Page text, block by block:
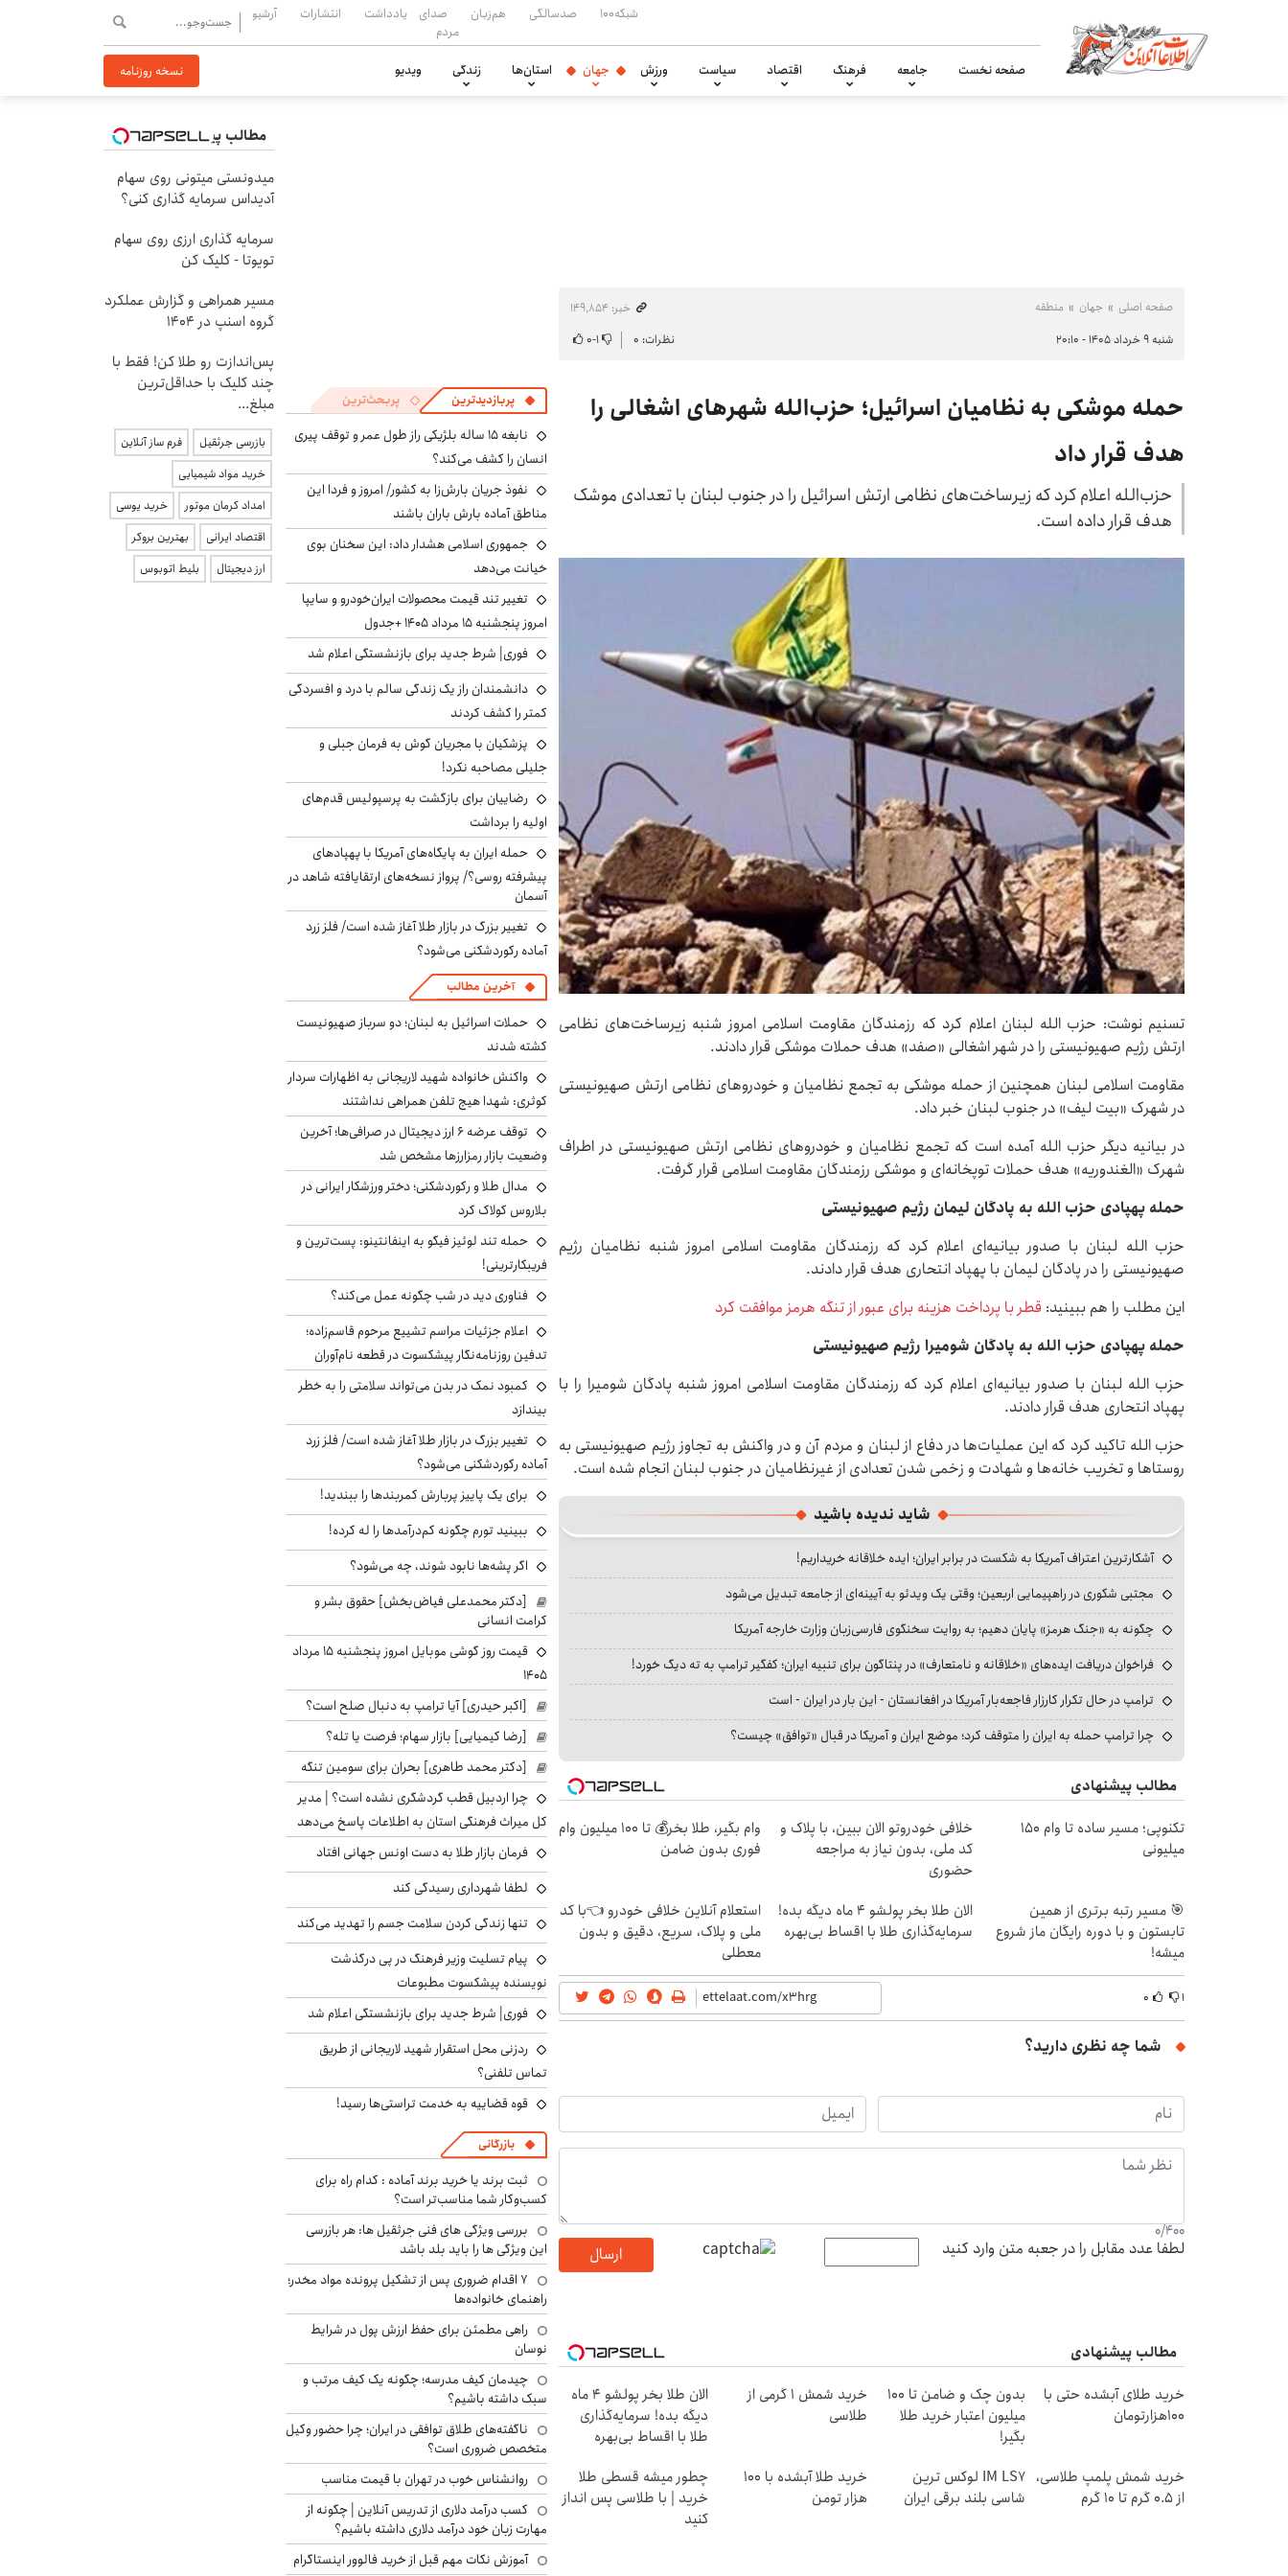
شبکه۱۰۰ صدسالگی هم‌زبان
صدای
مردم
یادداشت انتشارات آرشیو
صفحه نخست جامعه فرهنگ اقتصاد سیاست ورزش جهان استان‌ها زندگی ویدیو نسخه روزنامه
صفحه اصلی جهان منطقه
خبر: ۱۴۹٬۸۵۴
شنبه ۹ خرداد ۱۴۰۵ - ۲۰:۱۰
نظرات: ۰ ۱-۰
حمله موشکی به نظامیان اسرائیل؛ حزب‌الله شهرهای اشغالی را
هدف قرار داد
حزب‌الله اعلام کرد که زیرساخت‌های نظامی ارتش اسرائیل را در جنوب لبنان با تعدادی موشک
هدف قرار داده است.
تسنیم نوشت: حزب الله لبنان اعلام کرد که رزمندگان مقاومت اسلامی امروز شنبه زیرساخت‌های نظامی
ارتش رژیم صهیونیستی را در شهر اشغالی «صفد» هدف حملات موشکی قرار دادند.
مقاومت اسلامی لبنان همچنین از حمله موشکی به تجمع نظامیان و خودروهای نظامی ارتش صهیونیستی
در شهرک «بیت لیف» در جنوب لبنان خبر داد.
در بیانیه دیگر حزب الله آمده است که تجمع نظامیان و خودروهای نظامی ارتش صهیونیستی در اطراف
شهرک «الغندوریه» هدف حملات توپخانه‌ای و موشکی رزمندگان مقاومت اسلامی قرار گرفت.
حمله پهپادی حزب الله به پادگان لیمان رژیم صهیونیستی
حزب الله لبنان با صدور بیانیه‌ای اعلام کرد که رزمندگان مقاومت اسلامی امروز شنبه نظامیان رژیم
صهیونیستی را در پادگان لیمان با پهپاد انتحاری هدف قرار دادند.
این مطلب را هم ببینید: قطر با پرداخت هزینه برای عبور از تنگه هرمز موافقت کرد
حمله پهپادی حزب الله به پادگان شومیرا رژیم صهیونیستی
حزب الله لبنان با صدور بیانیه‌ای اعلام کرد که رزمندگان مقاومت اسلامی امروز شنبه پادگان شومیرا را با
پهپاد انتحاری هدف قرار دادند.
حزب الله تاکید کرد که این عملیات‌ها ‌در دفاع از لبنان و مردم آن و در واکنش به تجاوز رژیم صهیونیستی به
روستاها و تخریب خانه‌ها و شهادت و زخمی شدن تعدادی از غیرنظامیان در جنوب لبنان انجام شده است.
شاید ندیده باشید
آشکارترین اعتراف آمریکا به شکست در برابر ایران؛ ایده خلاقانه خریداریم!
مجتبی شکوری در راهپیمایی اربعین؛ وقتی یک ویدئو به آیینه‌ای از جامعه تبدیل می‌شود
چگونه به «جنگ هرمز» پایان دهیم؛ به روایت سخنگوی فارسی‌زبان وزارت خارجه آمریکا
فراخوان دریافت ایده‌های «خلاقانه و نامتعارف» در پنتاگون برای تنبیه ایران؛ کفگیر ترامپ به ته دیگ خورد!
ترامپ در حال تکرار کارزار فاجعه‌بار آمریکا در افغانستان - این بار در ایران - است
چرا ترامپ حمله به ایران را متوقف کرد؛ موضع ایران و آمریکا در قبال «توافق» چیست؟
مطالب پیشنهادی
تکنوپی؛ مسیر ساده تا وام ۱۵۰
میلیونی
خلافی خودروتو الان ببین، با پلاک و
کد ملی، بدون نیاز به مراجعه
حضوری
وام بگیر، طلا بخر💰 تا 100 میلیون وام
فوری بدون ضامن
🎯 مسیر رتبه برتری از همین
تابستون و با دوره رایگان ماز شروع
میشه!
الان طلا بخر پولشو 4 ماه دیگه بده!
سرمایه‌گذاری طلا با اقساط بی‌بهره
استعلام آنلاین خلافی خودرو 👈با کد
ملی و پلاک، سریع، دقیق و بدون
معطلی
۱ ۰
شما چه نظری دارید؟
0/400
لطفا عدد مقابل را در جعبه متن وارد کنید ارسال
مطالب پیشنهادی
خرید طلای آبشده حتی با
۱۰۰هزارتومان
بدون چک و ضامن تا 100
میلیون اعتبار خرید طلا
بگیر!
خرید شمش 1 گرمی از
طلاسی
الان طلا بخر پولشو 4 ماه
دیگه بده! سرمایه‌گذاری
طلا با اقساط بی‌بهره
خرید شمش پلمپ طلاسی،
از ۰.۵ گرم تا ۱۰ گرم
IM LS7 لوکس ترین
شاسی بلند برقی ایران
خرید طلا آبشده با 100
هزار تومن
چطور میشه قسطی طلا
خرید | با طلاسی پس انداز
کنید
پربازدیدترین پربحث‌ترین
نابغه ۱۵ ساله بلژیکی راز طول عمر و توقف پیری
انسان را کشف می‌کند؟
نفوذ جریان بارش‌زا به کشور/ امروز و فردا این
مناطق آماده بارش باران باشند
جمهوری اسلامی هشدار داد: این سخنان بوی
خیانت می‌دهد
تغییر تند قیمت محصولات ایران‌خودرو و سایپا
امروز پنجشنبه ۱۵ مرداد ۱۴۰۵ +جدول
فوری| شرط جدید برای بازنشستگی اعلام شد
دانشمندان راز یک زندگی سالم با درد و افسردگی
کمتر را کشف کردند
پزشکیان با مجریان گوش به فرمان جبلی و
جلیلی مصاحبه نکرد!
رضاییان برای بازگشت به پرسپولیس قدم‌های
اولیه را برداشت
حمله ایران به پایگاه‌های آمریکا با پهپادهای
پیشرفته روسی؟/ پرواز نسخه‌های ارتقایافته شاهد در
آسمان
تغییر بزرگ در بازار طلا آغاز شده است/ فلز زرد
آماده رکوردشکنی می‌شود؟
آخرین مطالب
حملات اسرائیل به لبنان؛ دو سرباز صهیونیست
کشته شدند
واکنش خانواده شهید لاریجانی به اظهارات سردار
کوثری: شهدا هیچ تلفن همراهی نداشتند
توقف عرضه ۶ ارز دیجیتال در صرافی‌ها؛ آخرین
وضعیت بازار رمزارزها مشخص شد
مدال طلا و رکوردشکنی؛ دختر ورزشکار ایرانی در
بلاروس کولاک کرد
حمله تند لوئیز فیگو به اینفانتینو: پست‌ترین و
فریبکارترینی!
فناوری دید در شب چگونه عمل می‌کند؟
اعلام جزئیات مراسم تشییع مرحوم قاسم‌زاده؛
تدفین روزنامه‌نگار پیشکسوت در قطعه نام‌آوران
کمبود نمک در بدن می‌تواند سلامتی را به خطر
بیندازد
تغییر بزرگ در بازار طلا آغاز شده است/ فلز زرد
آماده رکوردشکنی می‌شود؟
برای یک پاییز پربارش کمربندها را ببندید!
ببینید تورم چگونه کم‌درآمدها را له کرده!
اگر پشه‌ها نابود شوند، چه می‌شود؟
[دکتر محمدعلی فیاض‌بخش] حقوق بشر و
کرامت انسانی
قیمت روز گوشی موبایل امروز پنجشنبه ۱۵ مرداد
۱۴۰۵
[اکبر حیدری] آیا ترامپ به دنبال صلح است؟
[رضا کیمیایی] بازار سهام؛ فرصت یا تله؟
[دکتر محمد طاهری] بحران برای سومین تنگه
چرا اردبیل قطب گردشگری نشده است؟ | مدیر
کل میراث فرهنگی استان به اطلاعات پاسخ می‌دهد
فرمان بازار طلا به دست اونس جهانی افتاد
لطفا شهرداری رسیدگی کند
تنها زندگی کردن سلامت جسم را تهدید می‌کند
پیام تسلیت وزیر فرهنگ در پی درگذشت
نویسنده پیشکسوت مطبوعات
فوری| شرط جدید برای بازنشستگی اعلام شد
ردزنی محل استقرار شهید لاریجانی از طریق
تماس تلفنی؟
قوه قضاییه به خدمت تراستی‌ها رسید!
بازرگانی
ثبت برند یا خرید برند آماده : کدام راه برای
کسب‌وکار شما مناسب‌تر است؟
بررسی ویژگی های فنی جرثقیل ها: هر بازرسی
این ویژگی ها را باید بلد باشد
۷ اقدام ضروری پس از تشکیل پرونده مواد مخدر؛
راهنمای خانواده‌ها
راهی مطمئن برای حفظ ارزش پول در شرایط
نوسان
چیدمان کیف مدرسه؛ چگونه یک کیف مرتب و
سبک داشته باشیم؟
ناگفته‌های طلاق توافقی در ایران؛ چرا حضور وکیل
متخصص ضروری است؟
روانشناس خوب در تهران با قیمت مناسب
کسب درآمد دلاری از تدریس آنلاین | چگونه از
مهارت زبان خود درآمد دلاری داشته باشیم؟
آموزش نکات مهم قبل از خرید فالوور اینستاگرام
مطالب پیشنهادی
میدونستی میتونی روی سهام
آدیداس سرمایه گذاری کنی؟
سرمایه گذاری ارزی روی سهام
تویوتا - کلیک کن
مسیر همراهی و گزارش عملکرد
گروه اسنپ در ۱۴۰۴
پس‌اندازت رو طلا کن! فقط با
چند کلیک با حداقل‌ترین
مبلغ...
بازرسی جرثقیل
فرم ساز آنلاین
خرید مواد شیمیایی
امداد کرمان موتور
خرید یوسی
اقتصاد ایرانی
بهترین بروکر
ارز دیجیتال
بلیط اتوبوس